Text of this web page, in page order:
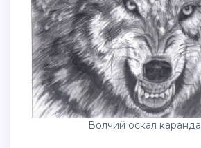
Волчий оскал